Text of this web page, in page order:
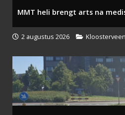
MMT heli brengt arts na
2 augustus 2026 Kloosterveen